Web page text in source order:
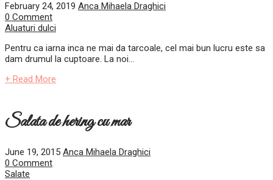
February 24, 2019 Anca Mihaela Draghici
0 Comment
Aluaturi dulci
Pentru ca iarna inca ne mai da tarcoale, cel mai bun lucru este sa
dam drumul la cuptoare. La noi...
+ Read More
Salata de hering cu mar
June 19, 2015 Anca Mihaela Draghici
0 Comment
Salate